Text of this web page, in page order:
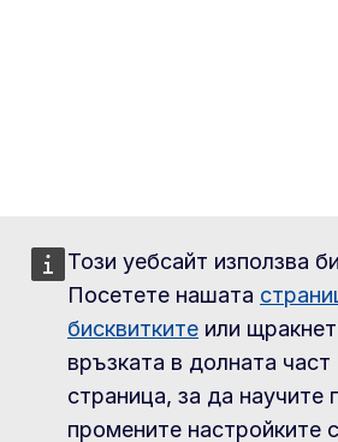
Този уебсайт използва
Посетете нашата
бисквитките или
връзката в долната част
страница, за да научите
промените настройките